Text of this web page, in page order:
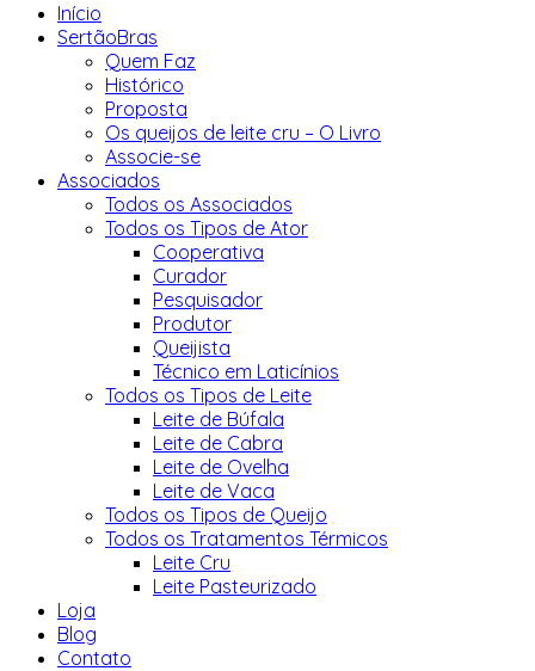
Início
SertãoBras
Quem Faz
Histórico
Proposta
Os queijos de leite cru – O Livro
Associe-se
Associados
Todos os Associados
Todos os Tipos de Ator
Cooperativa
Curador
Pesquisador
Produtor
Queijista
Técnico em Laticínios
Todos os Tipos de Leite
Leite de Búfala
Leite de Cabra
Leite de Ovelha
Leite de Vaca
Todos os Tipos de Queijo
Todos os Tratamentos Térmicos
Leite Cru
Leite Pasteurizado
Loja
Blog
Contato